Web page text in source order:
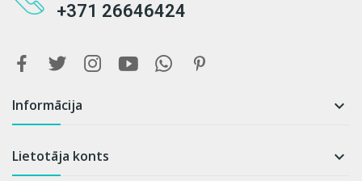
+371 26646424
Informācija 
Lietotāja konts 